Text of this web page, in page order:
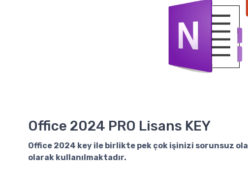
Office 2024 PRO Lisans KEY
Office 2024 key ile birlikte pek çok işinizi sorunsuz
olarak kullanılmaktadır.